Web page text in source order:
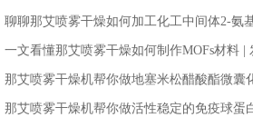
聊聊那艾喷雾干燥如何加工化工中间体2-氨
一文看懂那艾喷雾干燥如何制作MOFs材料
那艾喷雾干燥机帮你做地塞米松醋酸酯微囊
那艾喷雾干燥机帮你做活性稳定的免疫球蛋